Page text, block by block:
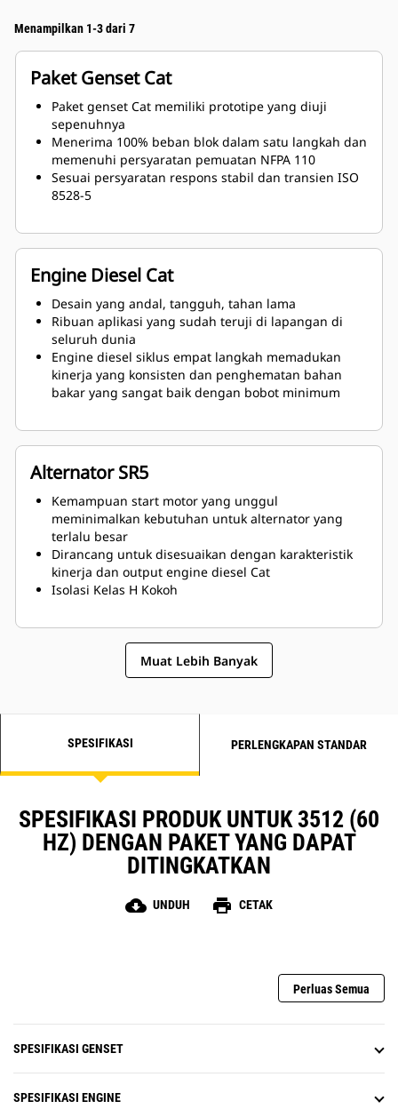
Menampilkan 1-3 dari 7
Paket Genset Cat
Paket genset Cat memiliki prototipe yang diuji
sepenuhnya
Menerima 100% beban blok dalam satu langkah dan
memenuhi persyaratan pemuatan NFPA 110
Sesuai persyaratan respons stabil dan transien ISO
8528-5
Engine Diesel Cat
Desain yang andal, tangguh, tahan lama
Ribuan aplikasi yang sudah teruji di lapangan di
seluruh dunia
Engine diesel siklus empat langkah memadukan
kinerja yang konsisten dan penghematan bahan
bakar yang sangat baik dengan bobot minimum
Alternator SR5
Kemampuan start motor yang unggul
meminimalkan kebutuhan untuk alternator yang
terlalu besar
Dirancang untuk disesuaikan dengan karakteristik
kinerja dan output engine diesel Cat
Isolasi Kelas H Kokoh
Muat Lebih Banyak
SPESIFIKASI PERLENGKAPAN STANDAR
SPESIFIKASI PRODUK UNTUK 3512 (60
HZ) DENGAN PAKET YANG DAPAT
DITINGKATKAN
cloud_download UNDUH print CETAK
Perluas Semua
SPESIFIKASI GENSET
SPESIFIKASI ENGINE